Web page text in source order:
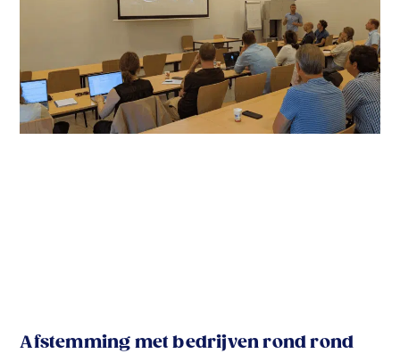
Afstemming met bedrijven rond rond